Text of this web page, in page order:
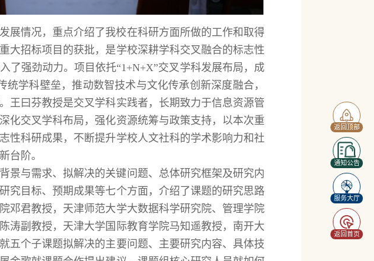
返回顶部
通知公告
服务大厅
返回首页
展情况，重点介绍了我校在科研方面所做的工作和取得
大招标项目的获批，是学校深耕学科交叉融合的标志性
了强劲动力。项目依托“1+N+X”交叉学科发展布局，成
统学科壁垒，推动数智技术与文化传承创新深度融合，
王曰芬教授是交叉学科实践者，长期致力于信息资源管
化交叉学科布局，强化资源统筹与政策支持，以本次重
性科研成果，不断提升学校人文社科的学术影响力和社
台阶。
景与需求、拟解决的关键问题、总体研究框架及研究内
究目标、预期成果等七个方面，介绍了课题的研究思路
邓君教授，天津师范大学大数据科学研究院、管理学院
涛副教授，天津大学国际教育学院马知遥教授，南开大
五个子课题拟解决的主要问题、主要研究内容、具体技